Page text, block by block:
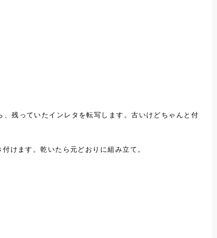
残っていたインレタを転写します。古いけどちゃんと付
けます。乾いたら元どおりに組み立て。